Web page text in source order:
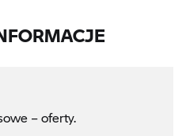
– oferty.